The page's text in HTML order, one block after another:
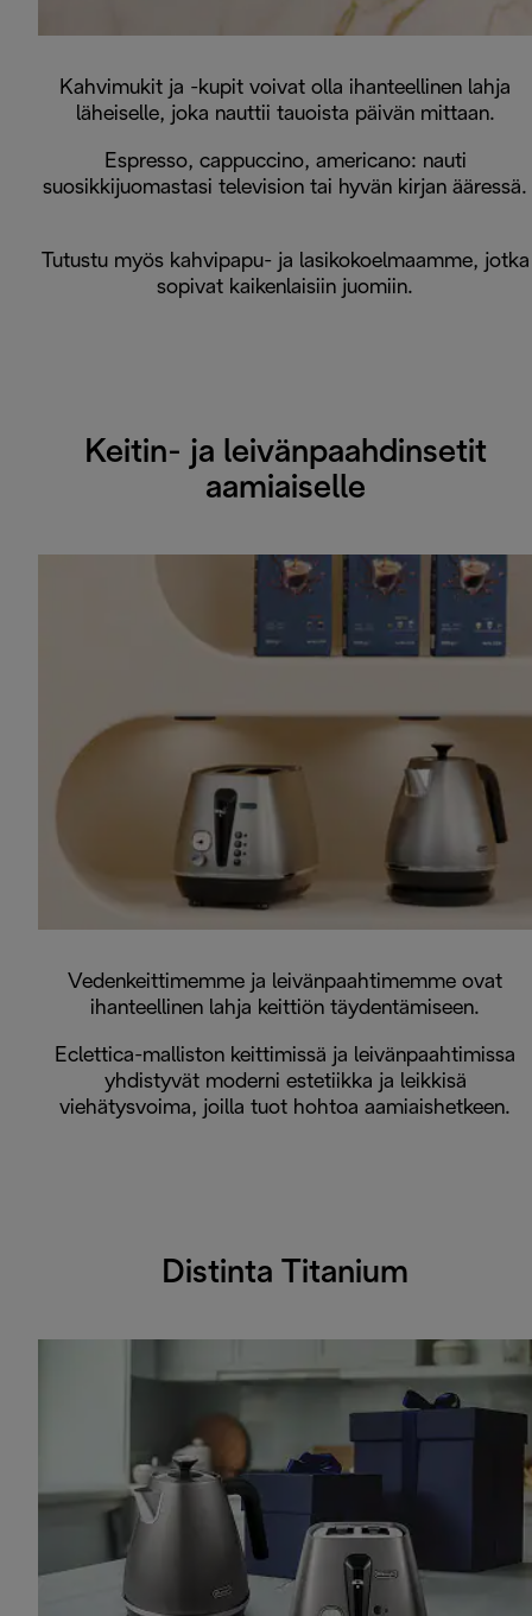
Kahvimukit ja -kupit voivat olla ihanteellinen lahja
läheiselle, joka nauttii tauoista päivän mittaan.
Espresso, cappuccino, americano: nauti
suosikkijuomastasi television tai hyvän kirjan ääressä.
Tutustu myös kahvipapu- ja lasikokoelmaamme, jotka
sopivat kaikenlaisiin juomiin.
Keitin- ja leivänpaahdinsetit
aamiaiselle
Vedenkeittimemme ja leivänpaahtimemme ovat
ihanteellinen lahja keittiön täydentämiseen.
Eclettica-malliston keittimissä ja leivänpaahtimissa
yhdistyvät moderni estetiikka ja leikkisä
viehätysvoima, joilla tuot hohtoa aamiaishetkeen.
Distinta Titanium